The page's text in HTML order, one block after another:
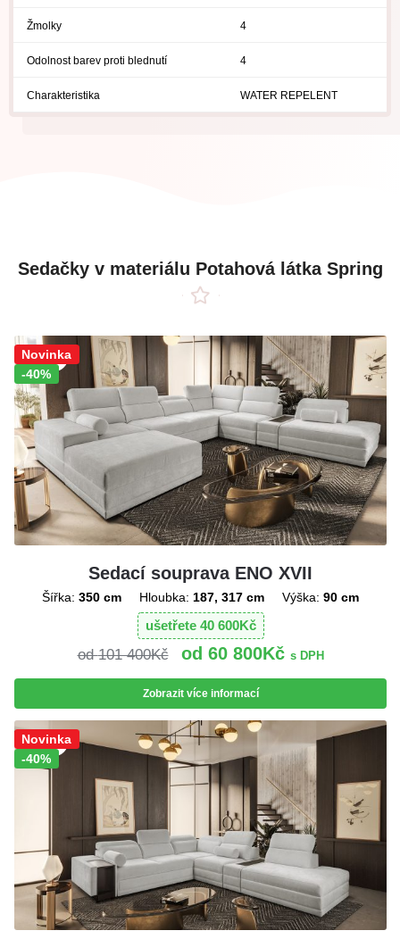
Žmolky 4
Odolnost barev proti blednutí 4
Charakteristika WATER REPELENT
Sedačky v materiálu Potahová látka Spring
Sleva!
-40%
Novinka
Sedací souprava ENO XVII
Šířka: 350 cm Hloubka: 187, 317 cm Výška: 90 cm
ušetřete 40 600Kč
101 400Kč 60 800Kč s DPH
Zobrazit více informací
Sleva!
-40%
Novinka